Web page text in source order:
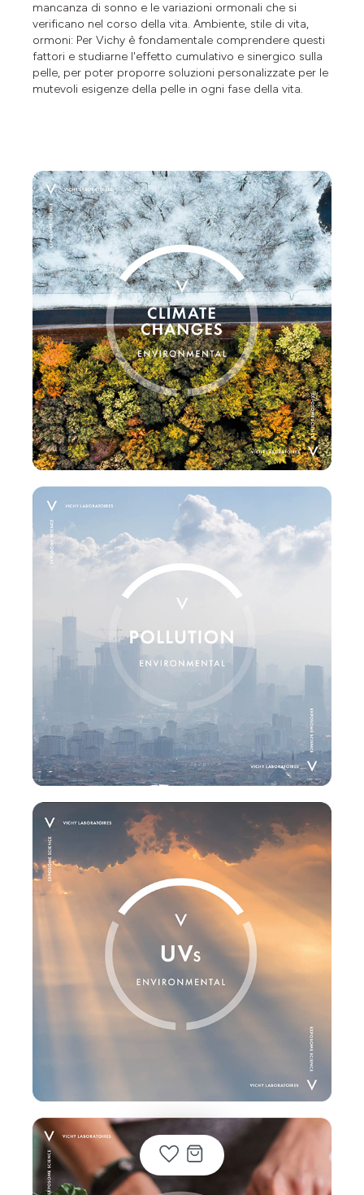
mancanza di sonno e le variazioni ormonali che si
verificano nel corso della vita. Ambiente, stile di vita,
ormoni: Per Vichy è fondamentale comprendere questi
fattori e studiarne l'effetto cumulativo e sinergico sulla
pelle, per poter proporre soluzioni personalizzate per le
mutevoli esigenze della pelle in ogni fase della vita.